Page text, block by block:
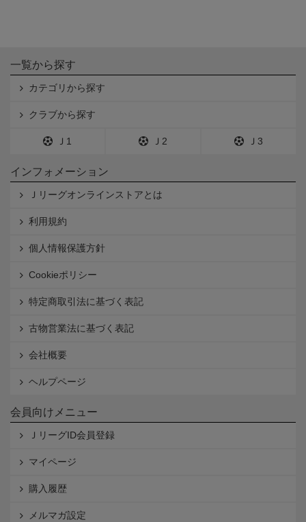
一覧から探す
カテゴリから探す
クラブから探す
Ｊ1 Ｊ2 Ｊ3
インフォメーション
Ｊリーグオンラインストアとは
利用規約
個人情報保護方針
Cookieポリシー
特定商取引法に基づく表記
古物営業法に基づく表記
会社概要
ヘルプページ
会員向けメニュー
ＪリーグID会員登録
マイページ
購入履歴
メルマガ設定